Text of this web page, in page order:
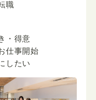
職
・得意
仕事開始
したい